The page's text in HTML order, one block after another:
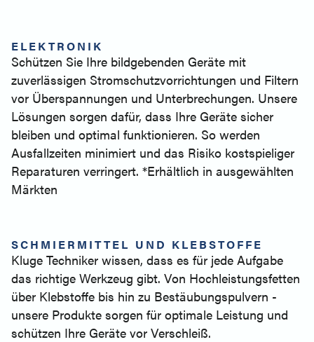
ELEKTRONIK
Schützen Sie Ihre bildgebenden Geräte mit
zuverlässigen Stromschutzvorrichtungen und Filtern
vor Überspannungen und Unterbrechungen. Unsere
Lösungen sorgen dafür, dass Ihre Geräte sicher
bleiben und optimal funktionieren. So werden
Ausfallzeiten minimiert und das Risiko kostspieliger
Reparaturen verringert. *Erhältlich in ausgewählten
Märkten
SCHMIERMITTEL UND KLEBSTOFFE
Kluge Techniker wissen, dass es für jede Aufgabe
das richtige Werkzeug gibt. Von Hochleistungsfetten
über Klebstoffe bis hin zu Bestäubungspulvern -
unsere Produkte sorgen für optimale Leistung und
schützen Ihre Geräte vor Verschleiß.